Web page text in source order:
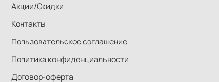
Акции/Скидки
Контакты
Пользовательское соглашение
Политика конфиденциальности
Договор-оферта